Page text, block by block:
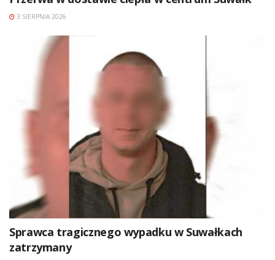
3 SIERPNIA 2026
Sprawca tragicznego wypadku w Suwałkach
zatrzymany